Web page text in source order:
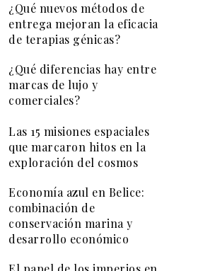
¿Qué nuevos métodos de
entrega mejoran la eficacia
de terapias génicas?
¿Qué diferencias hay entre
marcas de lujo y
comerciales?
Las 15 misiones espaciales
que marcaron hitos en la
exploración del cosmos
Economía azul en Belice:
combinación de
conservación marina y
desarrollo económico